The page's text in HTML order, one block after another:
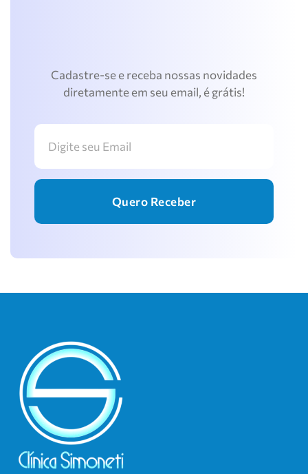
Cadastre-se e receba nossas novidades
diretamente em seu email, é grátis!
Quero Receber